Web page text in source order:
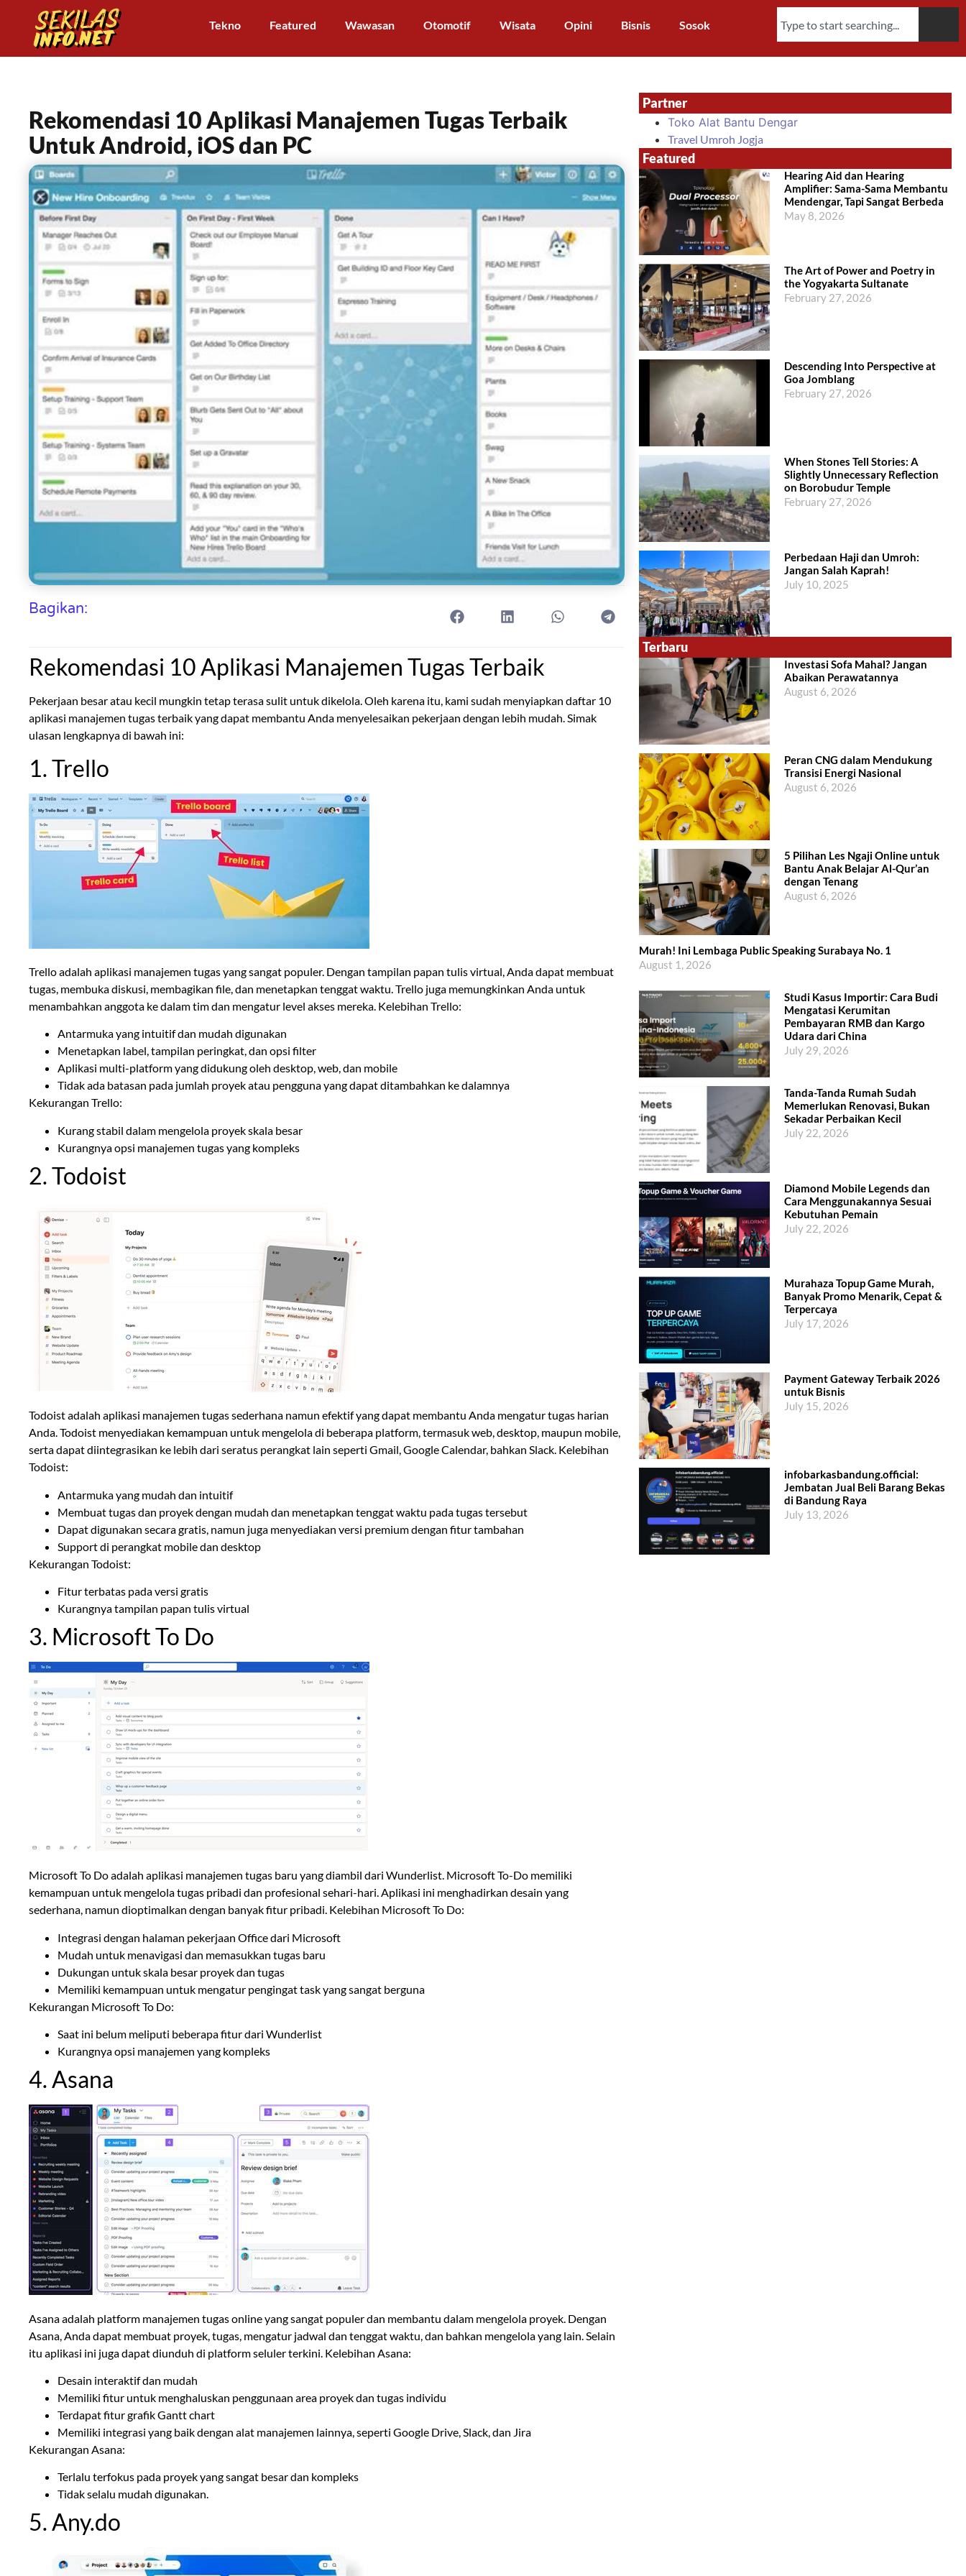
Tekno Featured Wawasan Otomotif Wisata Opini Bisnis Sosok
Rekomendasi 10 Aplikasi Manajemen Tugas Terbaik
Untuk Android, iOS dan PC
Bagikan:
Rekomendasi 10 Aplikasi Manajemen Tugas Terbaik
Pekerjaan besar atau kecil mungkin tetap terasa sulit untuk dikelola. Oleh karena itu, kami sudah menyiapkan daftar 10
aplikasi manajemen tugas terbaik yang dapat membantu Anda menyelesaikan pekerjaan dengan lebih mudah. Simak
ulasan lengkapnya di bawah ini:
1. Trello
Trello adalah aplikasi manajemen tugas yang sangat populer. Dengan tampilan papan tulis virtual, Anda dapat membuat
tugas, membuka diskusi, membagikan file, dan menetapkan tenggat waktu. Trello juga memungkinkan Anda untuk
menambahkan anggota ke dalam tim dan mengatur level akses mereka. Kelebihan Trello:
Antarmuka yang intuitif dan mudah digunakan
Menetapkan label, tampilan peringkat, dan opsi filter
Aplikasi multi-platform yang didukung oleh desktop, web, dan mobile
Tidak ada batasan pada jumlah proyek atau pengguna yang dapat ditambahkan ke dalamnya
Kekurangan Trello:
Kurang stabil dalam mengelola proyek skala besar
Kurangnya opsi manajemen tugas yang kompleks
2. Todoist
Todoist adalah aplikasi manajemen tugas sederhana namun efektif yang dapat membantu Anda mengatur tugas harian
Anda. Todoist menyediakan kemampuan untuk mengelola di beberapa platform, termasuk web, desktop, maupun mobile,
serta dapat diintegrasikan ke lebih dari seratus perangkat lain seperti Gmail, Google Calendar, bahkan Slack. Kelebihan
Todoist:
Antarmuka yang mudah dan intuitif
Membuat tugas dan proyek dengan mudah dan menetapkan tenggat waktu pada tugas tersebut
Dapat digunakan secara gratis, namun juga menyediakan versi premium dengan fitur tambahan
Support di perangkat mobile dan desktop
Kekurangan Todoist:
Fitur terbatas pada versi gratis
Kurangnya tampilan papan tulis virtual
3. Microsoft To Do
Microsoft To Do adalah aplikasi manajemen tugas baru yang diambil dari Wunderlist. Microsoft To-Do memiliki
kemampuan untuk mengelola tugas pribadi dan profesional sehari-hari. Aplikasi ini menghadirkan desain yang
sederhana, namun dioptimalkan dengan banyak fitur pribadi. Kelebihan Microsoft To Do:
Integrasi dengan halaman pekerjaan Office dari Microsoft
Mudah untuk menavigasi dan memasukkan tugas baru
Dukungan untuk skala besar proyek dan tugas
Memiliki kemampuan untuk mengatur pengingat task yang sangat berguna
Kekurangan Microsoft To Do:
Saat ini belum meliputi beberapa fitur dari Wunderlist
Kurangnya opsi manajemen yang kompleks
4. Asana
Asana adalah platform manajemen tugas online yang sangat populer dan membantu dalam mengelola proyek. Dengan
Asana, Anda dapat membuat proyek, tugas, mengatur jadwal dan tenggat waktu, dan bahkan mengelola yang lain. Selain
itu aplikasi ini juga dapat diunduh di platform seluler terkini. Kelebihan Asana:
Desain interaktif dan mudah
Memiliki fitur untuk menghaluskan penggunaan area proyek dan tugas individu
Terdapat fitur grafik Gantt chart
Memiliki integrasi yang baik dengan alat manajemen lainnya, seperti Google Drive, Slack, dan Jira
Kekurangan Asana:
Terlalu terfokus pada proyek yang sangat besar dan kompleks
Tidak selalu mudah digunakan.
5. Any.do
Partner
Toko Alat Bantu Dengar
Travel Umroh Jogja
Featured
Hearing Aid dan Hearing
Amplifier: Sama-Sama Membantu
Mendengar, Tapi Sangat Berbeda
May 8, 2026
The Art of Power and Poetry in
the Yogyakarta Sultanate
February 27, 2026
Descending Into Perspective at
Goa Jomblang
February 27, 2026
When Stones Tell Stories: A
Slightly Unnecessary Reflection
on Borobudur Temple
February 27, 2026
Perbedaan Haji dan Umroh:
Jangan Salah Kaprah!
July 10, 2025
Terbaru
Investasi Sofa Mahal? Jangan
Abaikan Perawatannya
August 6, 2026
Peran CNG dalam Mendukung
Transisi Energi Nasional
August 6, 2026
5 Pilihan Les Ngaji Online untuk
Bantu Anak Belajar Al-Qur’an
dengan Tenang
August 6, 2026
Murah! Ini Lembaga Public Speaking Surabaya No. 1
August 1, 2026
Studi Kasus Importir: Cara Budi
Mengatasi Kerumitan
Pembayaran RMB dan Kargo
Udara dari China
July 29, 2026
Tanda-Tanda Rumah Sudah
Memerlukan Renovasi, Bukan
Sekadar Perbaikan Kecil
July 22, 2026
Diamond Mobile Legends dan
Cara Menggunakannya Sesuai
Kebutuhan Pemain
July 22, 2026
Murahaza Topup Game Murah,
Banyak Promo Menarik, Cepat &
Terpercaya
July 17, 2026
Payment Gateway Terbaik 2026
untuk Bisnis
July 15, 2026
infobarkasbandung.official:
Jembatan Jual Beli Barang Bekas
di Bandung Raya
July 13, 2026